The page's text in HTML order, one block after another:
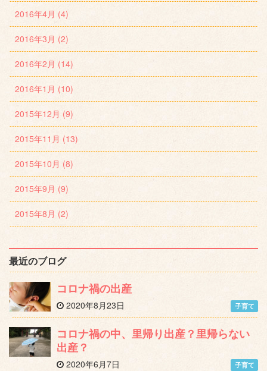
2016年4月 (4)
2016年3月 (2)
2016年2月 (14)
2016年1月 (10)
2015年12月 (9)
2015年11月 (13)
2015年10月 (8)
2015年9月 (9)
2015年8月 (2)
最近のブログ
コロナ禍の出産
2020年8月23日 子育て
コロナ禍の中、里帰り出産？里帰らない
出産？
2020年6月7日 子育て